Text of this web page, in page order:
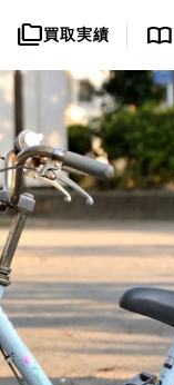
folder_copy買取実績 import_contacts